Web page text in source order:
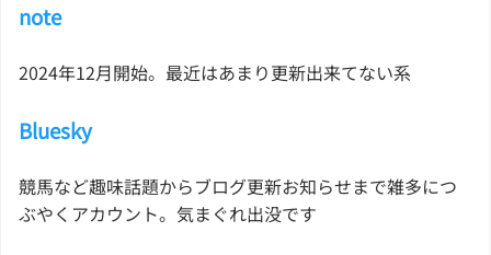
note
2024年12月開始。最近はあまり更新出来てない系
Bluesky
競馬など趣味話題からブログ更新お知らせまで雑多につ
ぶやくアカウント。気まぐれ出没です